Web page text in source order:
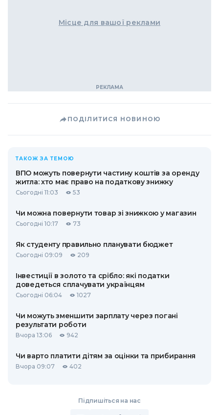
Місце для вашої реклами
ПОДІЛИТИСЯ НОВИНОЮ
ТАКОЖ ЗА ТЕМОЮ
ВПО можуть повернути частину коштів за оренду
житла: хто має право на податкову знижку
Сьогодні 11:03 53
Чи можна повернути товар зі знижкою у магазин
Сьогодні 10:17 73
Як студенту правильно планувати бюджет
Сьогодні 09:09 209
Інвестиції в золото та срібло: які податки
доведеться сплачувати українцям
Сьогодні 06:04 1027
Чи можуть зменшити зарплату через погані
результати роботи
Вчора 13:06 942
Чи варто платити дітям за оцінки та прибирання
Вчора 09:07 402
Підпишіться на нас